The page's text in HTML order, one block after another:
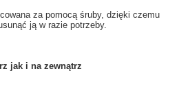
za pomocą śruby, dzięki czemu
ją w razie potrzeby.
jak i na zewnątrz